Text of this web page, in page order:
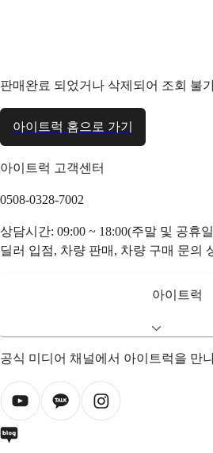
판매완료 되었거나 삭제되어 조회 불
아이트럭 홈으로 가기
아이트럭 고객센터
0508-0328-7002
상담시간: 09:00 ~ 18:00(주말 및 공휴
딜러 입점, 차량 판매, 차량 구매 문의
아이트럭
공식 미디어 채널에서 아이트럭을 만